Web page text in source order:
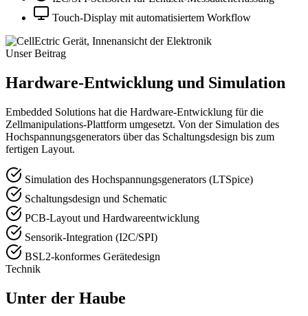
Touch-Display mit automatisiertem Workflow
Unser Beitrag
Hardware-Entwicklung und Simulation
Embedded Solutions hat die Hardware-Entwicklung für die
Zellmanipulations-Plattform umgesetzt. Von der Simulation des
Hochspannungsgenerators über das Schaltungsdesign bis zum
fertigen Layout.
Simulation des Hochspannungsgenerators (LTSpice)
Schaltungsdesign und Schematic
PCB-Layout und Hardwareentwicklung
Sensorik-Integration (I2C/SPI)
BSL2-konformes Gerätedesign
Technik
Unter der Haube